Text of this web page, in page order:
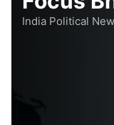
India Political